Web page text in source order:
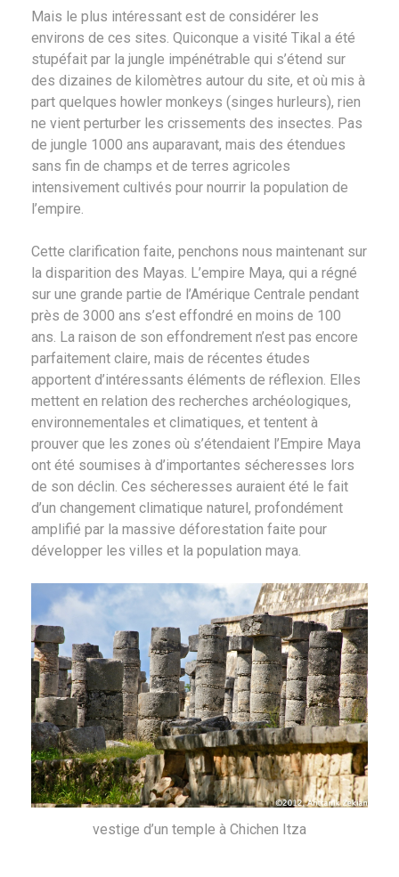
Mais le plus intéressant est de considérer les
environs de ces sites. Quiconque a visité Tikal a été
stupéfait par la jungle impénétrable qui s’étend sur
des dizaines de kilomètres autour du site, et où mis à
part quelques howler monkeys (singes hurleurs), rien
ne vient perturber les crissements des insectes. Pas
de jungle 1000 ans auparavant, mais des étendues
sans fin de champs et de terres agricoles
intensivement cultivés pour nourrir la population de
l’empire.
Cette clarification faite, penchons nous maintenant sur
la disparition des Mayas. L’empire Maya, qui a régné
sur une grande partie de l’Amérique Centrale pendant
près de 3000 ans s’est effondré en moins de 100
ans. La raison de son effondrement n’est pas encore
parfaitement claire, mais de récentes études
apportent d’intéressants éléments de réflexion. Elles
mettent en relation des recherches archéologiques,
environnementales et climatiques, et tentent à
prouver que les zones où s’étendaient l’Empire Maya
ont été soumises à d’importantes sécheresses lors
de son déclin. Ces sécheresses auraient été le fait
d’un changement climatique naturel, profondément
amplifié par la massive déforestation faite pour
développer les villes et la population maya.
vestige d’un temple à Chichen Itza